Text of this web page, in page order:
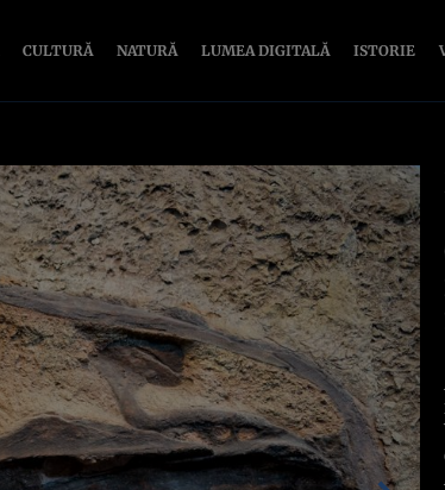
CULTURĂ NATURĂ LUMEA DIGITALĂ ISTORIE